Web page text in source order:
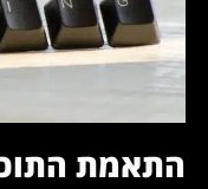
התאמת